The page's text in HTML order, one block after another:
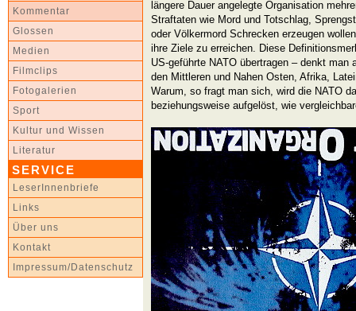
Kommentar
Glossen
Medien
Filmclips
Fotogalerien
Sport
Kultur und Wissen
Literatur
SERVICE
LeserInnenbriefe
Links
Über uns
Kontakt
Impressum/Datenschutz
längere Dauer angelegte Organisation
Straftaten wie Mord und Totschlag,
oder Völkermord Schrecken erzeugen
ihre Ziele zu erreichen. Diese
US-geführte NATO übertragen – denkt man
den Mittleren und Nahen Osten, Afrika,
Warum, so fragt man sich, wird die NATO
beziehungsweise aufgelöst, wie